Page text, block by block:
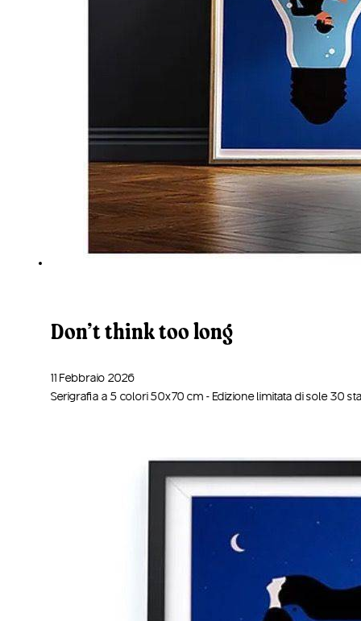
Don’t think too long
11 Febbraio 2026
Serigrafia a 5 colori 50x70 cm - Edizione limitata di sole 30